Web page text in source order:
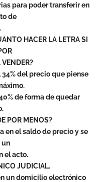
para poder transferir en
de
HACER LA LETRA SI
del precio que piense
de forma de quedar
POR MENOS?
en el saldo de precio y se
un
el acto.
JUDICIAL.
un domicilio electrónico